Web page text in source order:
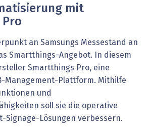
mit
an Samsungs Messestand an
Smartthings-Angebot. In diesem
Smartthings Pro, eine
Management-Plattform. Mithilfe
und
soll sie die operative
Signage-Lösungen verbessern.